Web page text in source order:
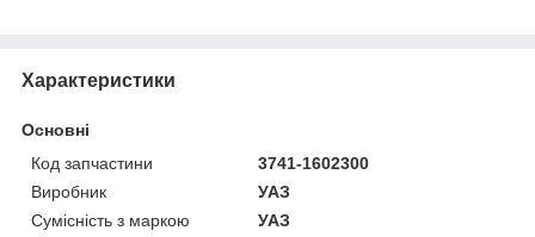
Характеристики
Основні
Код запчастини
3741-1602300
Виробник
УАЗ
Сумісність з маркою
УАЗ